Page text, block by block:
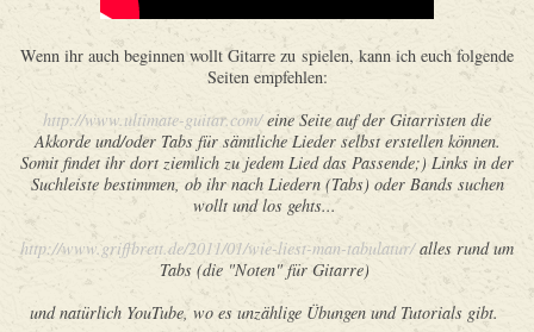
Wenn ihr auch beginnen wollt Gitarre zu spielen, kann ich euch folgende
Seiten empfehlen:
http://www.ultimate-guitar.com/eine Seite auf der Gitarristen die
Akkorde und/oder Tabs für sämtliche Lieder selbst erstellen können.
Somit findet ihr dort ziemlich zu jedem Lied das Passende;) Links in der
Suchleiste bestimmen, ob ihr nach Liedern (Tabs) oder Bands suchen
wollt und los gehts...
http://www.griffbrett.de/2011/01/wie-liest-man-tabulatur/alles rund um
Tabs (die "Noten" für Gitarre)
und natürlich YouTube, wo es unzählige Übungen und Tutorials gibt.